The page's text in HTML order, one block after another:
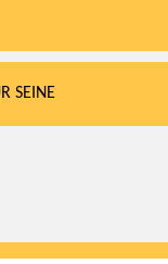
SEINE